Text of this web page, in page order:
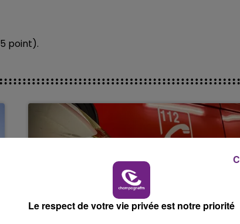
19h00 - 19h15
LA POP MACHINE - CHAMPAGNE
point).
UN FEU DE REMORQUE BLOQUE LA
Le respect de votre vie privée est notre priorité